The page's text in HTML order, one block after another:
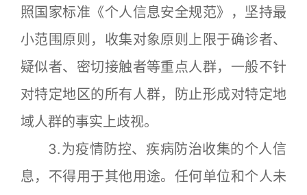
照国家标准《个人信息安全规范》，坚持最
小范围原则，收集对象原则上限于确诊者、
疑似者、密切接触者等重点人群，一般不针
对特定地区的所有人群，防止形成对特定地
域人群的事实上歧视。
3.为疫情防控、疾病防治收集的个人信
息，不得用于其他用途。任何单位和个人未